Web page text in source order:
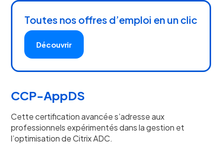
Toutes nos offres d’emploi en un clic
Découvrir
CCP-AppDS
Cette certification avancée s’adresse aux
professionnels expérimentés dans la gestion et
l’optimisation de Citrix ADC.